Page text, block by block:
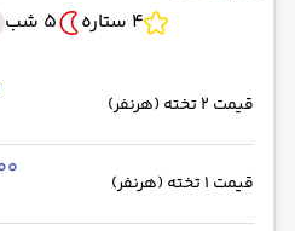
4 ستاره
5 شب
قیمت 2 تخته (هرنفر)
قیمت 1 تخته (هرنفر)